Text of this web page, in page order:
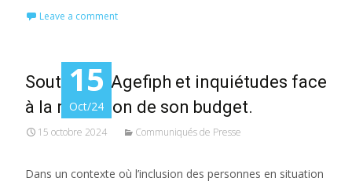
Leave a comment
15
Oct/24
Soutien à l’Agefiph et inquiétudes face
à la réduction de son budget.
15 octobre 2024 Communiqués de Presse
Dans un contexte où l’inclusion des personnes en situation